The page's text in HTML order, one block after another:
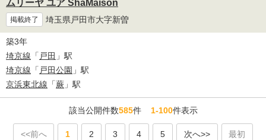
ムリーヤ ユア ShaMaison
掲載終了 埼玉県戸田市大字新曽
築3年
埼京線 「 戸田 」駅
埼京線 「 戸田公園 」駅
京浜東北線 「蕨 」駅
該当公開件数585件1-100件表示
<<前へ 1 2 3 4 5 次へ>> 最初